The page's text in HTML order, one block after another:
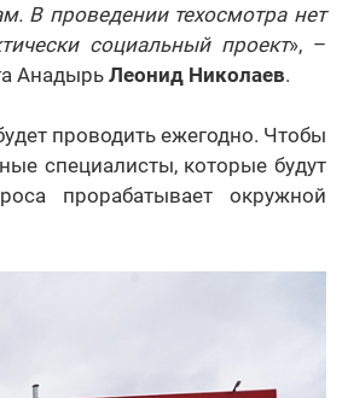
В проведении техосмотра нет
социальный проект», –
Анадырь Леонид Николаев.
проводить ежегодно. Чтобы
специалисты, которые будут
прорабатывает окружной